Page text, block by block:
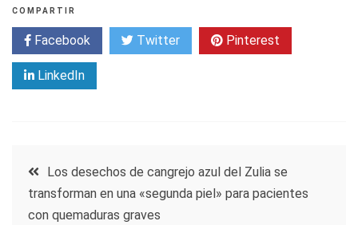
COMPARTIR
Facebook Twitter Pinterest
LinkedIn
Navegación
de
Los desechos de cangrejo azul del Zulia se
transforman en una «segunda piel» para pacientes
con quemaduras graves